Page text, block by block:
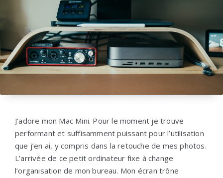
J’adore mon Mac Mini. Pour le moment je trouve
performant et suffisamment puissant pour l’utilisation
que j’en ai, y compris dans la retouche de mes photos.
L’arrivée de ce petit ordinateur fixe à change
l’organisation de mon bureau. Mon écran trône